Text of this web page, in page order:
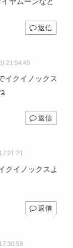
返信
) 21:54:45
イクイノックス
返信
クイノックスよ
返信